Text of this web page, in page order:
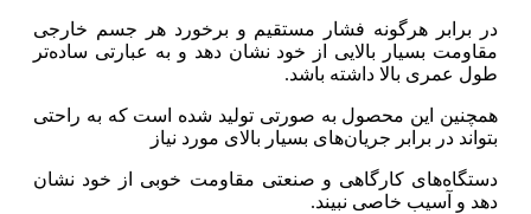
در برابر هرگونه فشار مستقیم و برخورد هر جسم خارجی
مقاومت بسیار بالایی از خود نشان دهد و به عبارتی ساده‌تر
طول عمری بالا داشته باشد.
همچنین این محصول به صورتی تولید شده است که به راحتی
بتواند در برابر جریان‌های بسیار بالای مورد نیاز
دستگاه‌های کارگاهی و صنعتی مقاومت خوبی از خود نشان
دهد و آسیب خاصی نبیند.